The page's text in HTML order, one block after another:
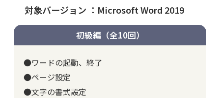
対象バージョン ：Microsoft Word 2019
初級編（全10回）
●ワードの起動、終了
●ページ設定
●文字の書式設定